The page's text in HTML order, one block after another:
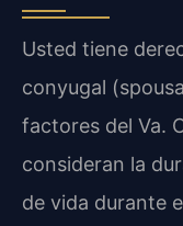
Usted tiene
conyugal
factores del Va.
consideran la
de vida durante